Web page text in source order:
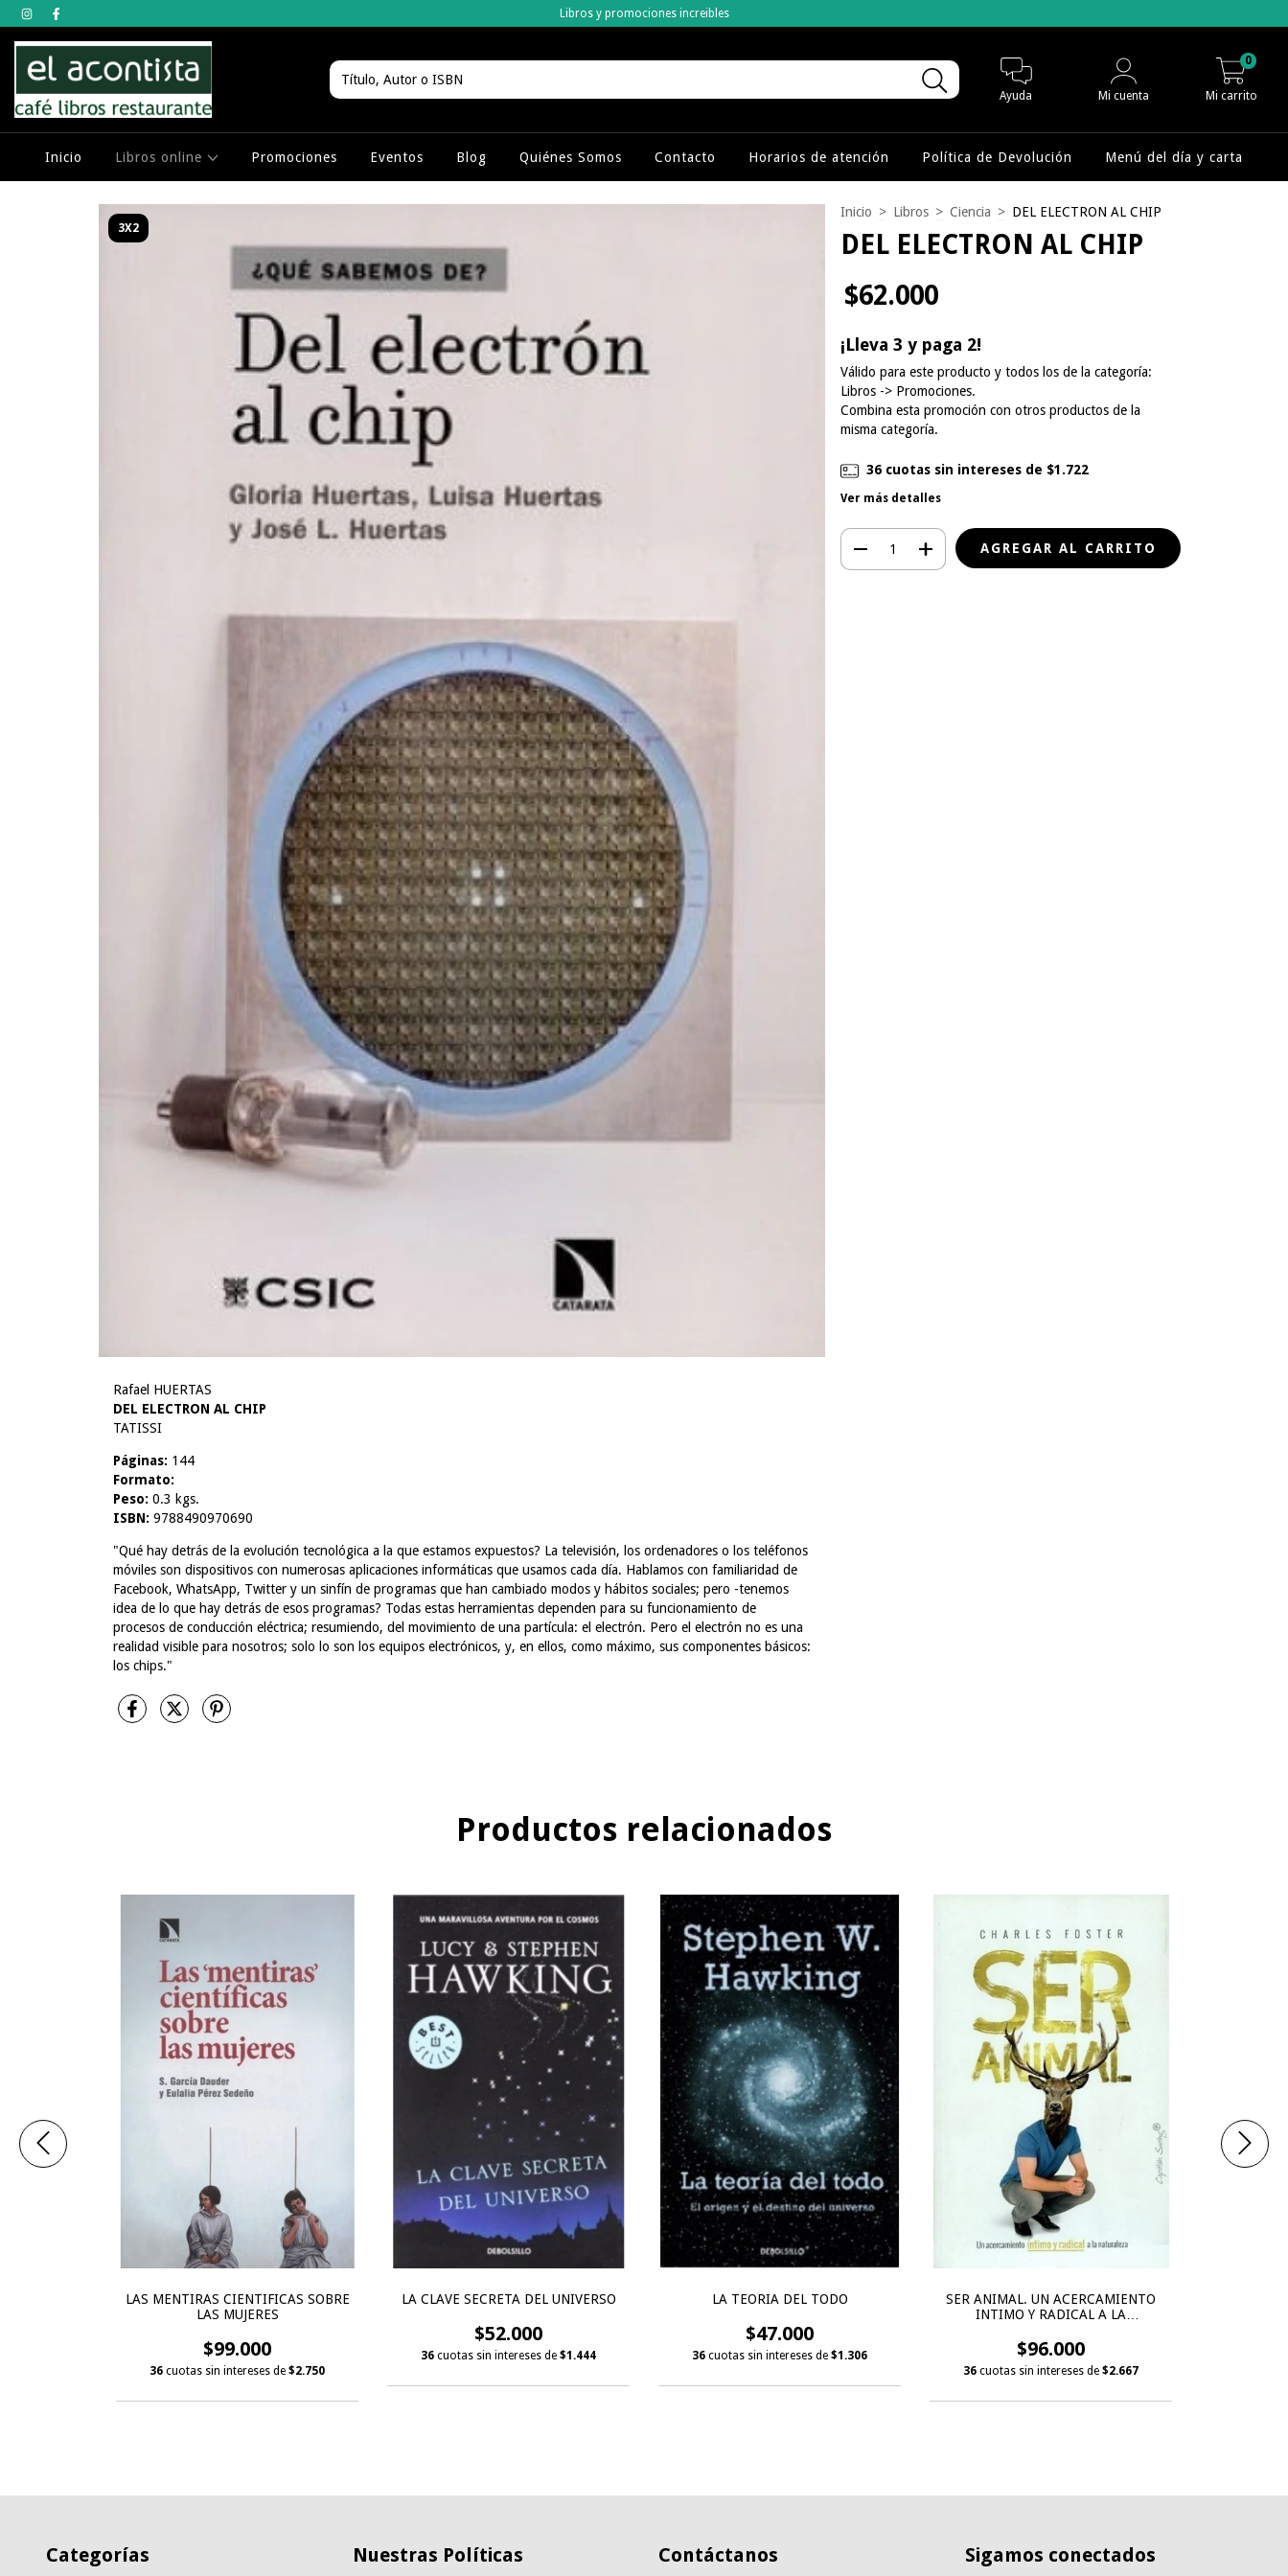
Libros y promociones increibles
Ayuda Mi cuenta Mi carrito
0
Inicio Libros online Promociones Eventos Blog Quiénes Somos Contacto Horarios de atención Política de Devolución Menú del día y carta
3X2
Rafael HUERTAS
DEL ELECTRON AL CHIP
TATISSI
Páginas: 144
Formato:
Peso: 0.3 kgs.
ISBN: 9788490970690
"Qué hay detrás de la evolución tecnológica a la que estamos expuestos? La televisión, los ordenadores o los teléfonos
móviles son dispositivos con numerosas aplicaciones informáticas que usamos cada día. Hablamos con familiaridad de
Facebook, WhatsApp, Twitter y un sinfín de programas que han cambiado modos y hábitos sociales; pero -tenemos
idea de lo que hay detrás de esos programas? Todas estas herramientas dependen para su funcionamiento de
procesos de conducción eléctrica; resumiendo, del movimiento de una partícula: el electrón. Pero el electrón no es una
realidad visible para nosotros; solo lo son los equipos electrónicos, y, en ellos, como máximo, sus componentes básicos:
los chips."
Inicio > Libros > Ciencia > DEL ELECTRON AL CHIP
DEL ELECTRON AL CHIP
$62.000
¡Lleva 3 y paga 2!
Válido para este producto y todos los de la categoría:
Libros -> Promociones.
Combina esta promoción con otros productos de la
misma categoría.
36 cuotas sin intereses de $1.722
Ver más detalles
Productos relacionados
LAS MENTIRAS CIENTIFICAS SOBRE
LAS MUJERES
$99.000
36 cuotas sin intereses de $2.750
LA CLAVE SECRETA DEL UNIVERSO
$52.000
36 cuotas sin intereses de $1.444
LA TEORIA DEL TODO
$47.000
36 cuotas sin intereses de $1.306
SER ANIMAL. UN ACERCAMIENTO
INTIMO Y RADICAL A LA
$96.000
36 cuotas sin intereses de $2.667
Categorías Nuestras Políticas Contáctanos Sigamos conectados